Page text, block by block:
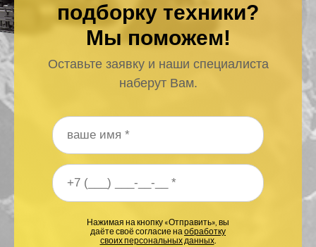
подборку техники?
Мы поможем!
Оставьте заявку и наши специалиста
наберут Вам.
Ваше имя*
Ваш номер телефона*
Нажимая на кнопку «Отправить», вы
даёте своё согласие наобработку
своих персональных данных.